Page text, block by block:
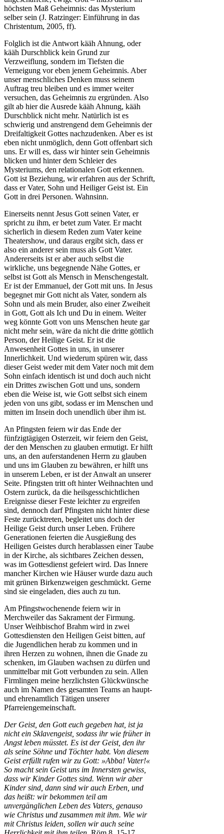
höchsten Maß Geheimnis: das Mysterium
selber sein (J. Ratzinger: Einführung in das
Christentum, 2005, ff).
Folglich ist die Antwort kääh Ahnung, oder
kääh Durschblick kein Grund zur
Verzweiflung, sondern im Tiefsten die
Verneigung vor eben jenem Geheimnis. Aber
unser menschliches Denken muss seinem
Auftrag treu bleiben und es immer weiter
versuchen, das Geheimnis zu ergründen. Also
gilt ab hier die Ausrede kääh Ahnung, kääh
Durschblick nicht mehr. Natürlich ist es
schwierig und anstrengend dem Geheimnis der
Dreifaltigkeit Gottes nachzudenken. Aber es ist
eben nicht unmöglich, denn Gott offenbart sich
uns. Er will es, dass wir hinter sein Geheimnis
blicken und hinter dem Schleier des
Mysteriums, den relationalen Gott erkennen.
Gott ist Beziehung, wir erfahren aus der Schrift,
dass er Vater, Sohn und Heiliger Geist ist. Ein
Gott in drei Personen. Wahnsinn.
Einerseits nennt Jesus Gott seinen Vater, er
spricht zu ihm, er betet zum Vater. Er macht
sicherlich in diesem Reden zum Vater keine
Theatershow, und daraus ergibt sich, dass er
also ein anderer sein muss als Gott Vater.
Andererseits ist er aber auch selbst die
wirkliche, uns begegnende Nähe Gottes, er
selbst ist Gott als Mensch in Menschengestalt.
Er ist der Emmanuel, der Gott mit uns. In Jesus
begegnet mir Gott nicht als Vater, sondern als
Sohn und als mein Bruder, also einer Zweiheit
in Gott, Gott als Ich und Du in einem. Weiter
weg könnte Gott von uns Menschen heute gar
nicht mehr sein, wäre da nicht die dritte göttlich
Person, der Heilige Geist. Er ist die
Anwesenheit Gottes in uns, in unserer
Innerlichkeit. Und wiederum spüren wir, dass
dieser Geist weder mit dem Vater noch mit dem
Sohn einfach identisch ist und doch auch nicht
ein Drittes zwischen Gott und uns, sondern
eben die Weise ist, wie Gott selbst sich einem
jeden von uns gibt, sodass er im Menschen und
mitten im Insein doch unendlich über ihm ist.
An Pfingsten feiern wir das Ende der
fünfzigtägigen Osterzeit, wir feiern den Geist,
der den Menschen zu glauben ermutigt. Er hilft
uns, an den auferstandenen Herrn zu glauben
und uns im Glauben zu bewähren, er hilft uns
in unserem Leben, er ist der Anwalt an unserer
Seite. Pfingsten tritt oft hinter Weihnachten und
Ostern zurück, da die heilsgesschichtlichen
Ereignisse dieser Feste leichter zu ergreifen
sind, dennoch darf Pfingsten nicht hinter diese
Feste zurücktreten, begleitet uns doch der
Heilige Geist durch unser Leben. Frühere
Generationen feierten die Ausgießung des
Heiligen Geistes durch herablassen einer Taube
in der Kirche, als sichtbares Zeichen dessen,
was im Gottesdienst gefeiert wird. Das Innere
mancher Kirchen wie Häuser wurde dazu auch
mit grünen Birkenzweigen geschmückt. Gerne
sind sie eingeladen, dies auch zu tun.
Am Pfingstwochenende feiern wir in
Merchweiler das Sakrament der Firmung.
Unser Weihbischof Brahm wird in zwei
Gottesdiensten den Heiligen Geist bitten, auf
die Jugendlichen herab zu kommen und in
ihren Herzen zu wohnen, ihnen die Gnade zu
schenken, im Glauben wachsen zu dürfen und
unmittelbar mit Gott verbunden zu sein. Allen
Firmlingen meine herzlichsten Glückwünsche
auch im Namen des gesamten Teams an haupt-
und ehrenamtlich Tätigen unserer
Pfarreiengemeinschaft.
Der Geist, den Gott euch gegeben hat, ist ja
nicht ein Sklavengeist, sodass ihr wie früher in
Angst leben müsstet. Es ist der Geist, den ihr
als seine Söhne und Töchter habt. Von diesem
Geist erfüllt rufen wir zu Gott: »Abba! Vater!«
So macht sein Geist uns im Innersten gewiss,
dass wir Kinder Gottes sind. Wenn wir aber
Kinder sind, dann sind wir auch Erben, und
das heißt: wir bekommen teil am
unvergänglichen Leben des Vaters, genauso
wie Christus und zusammen mit ihm. Wie wir
mit Christus leiden, sollen wir auch seine